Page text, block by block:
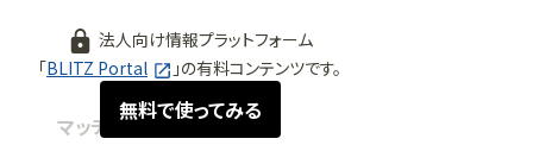
法人向け情報プラットフォーム
「BLITZ Portal 」の有料コンテンツです。
無料で使ってみる
マッチング情報